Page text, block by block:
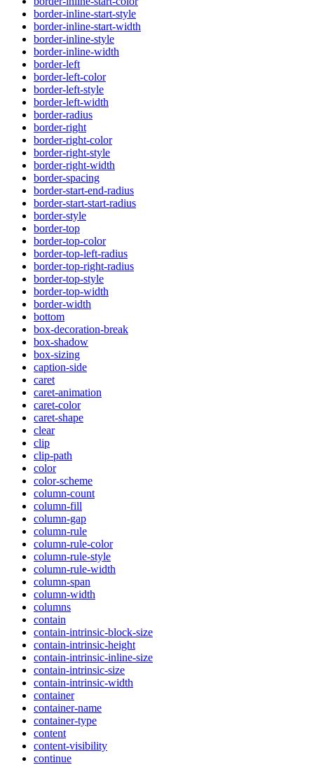
border-inline-start-style
border-inline-start-width
border-inline-style
border-inline-width
border-left
border-left-color
border-left-style
border-left-width
border-radius
border-right
border-right-color
border-right-style
border-right-width
border-spacing
border-start-end-radius
border-start-start-radius
border-style
border-top
border-top-color
border-top-left-radius
border-top-right-radius
border-top-style
border-top-width
border-width
bottom
box-decoration-break
box-shadow
box-sizing
caption-side
caret
caret-animation
caret-color
caret-shape
clear
clip
clip-path
color
color-scheme
column-count
column-fill
column-gap
column-rule
column-rule-color
column-rule-style
column-rule-width
column-span
column-width
columns
contain
contain-intrinsic-block-size
contain-intrinsic-height
contain-intrinsic-inline-size
contain-intrinsic-size
contain-intrinsic-width
container
container-name
container-type
content
content-visibility
continue